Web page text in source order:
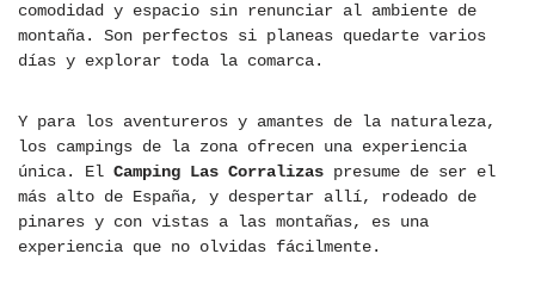
comodidad y espacio sin renunciar al ambiente de
montaña. Son perfectos si planeas quedarte varios
días y explorar toda la comarca.
Y para los aventureros y amantes de la naturaleza,
los campings de la zona ofrecen una experiencia
única. El Camping Las Corralizas presume de ser el
más alto de España, y despertar allí, rodeado de
pinares y con vistas a las montañas, es una
experiencia que no olvidas fácilmente.